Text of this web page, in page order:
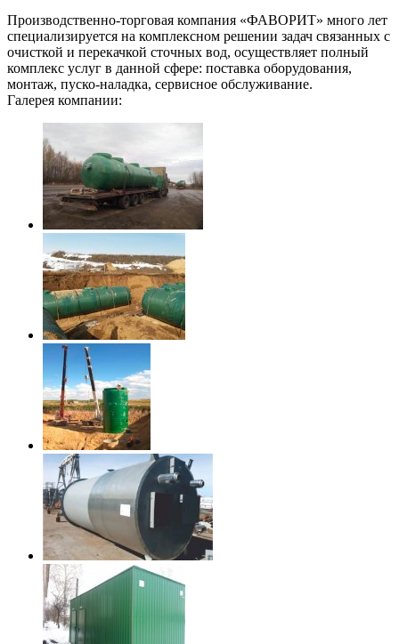
Производственно-торговая компания «ФАВОРИТ» много лет
специализируется на комплексном решении задач связанных с
очисткой и перекачкой сточных вод, осуществляет полный
комплекс услуг в данной сфере: поставка оборудования,
монтаж, пуско-наладка, сервисное обслуживание.
Галерея компании: